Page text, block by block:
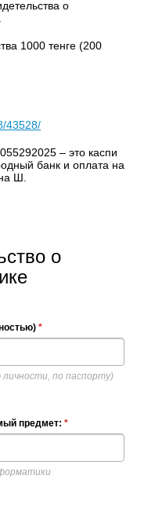
о
1000 тенге (200
43528/
– это каспи
банк и оплата на
Ш.
о
*
по паспорту)
предмет: *